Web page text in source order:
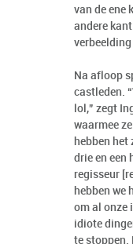
van de ene
andere
Na afloop
castleden.
lol,” zegt
waarmee
hebben het
drie en een
regisseur
hebben we
om al onze
idiote
te stoppen.